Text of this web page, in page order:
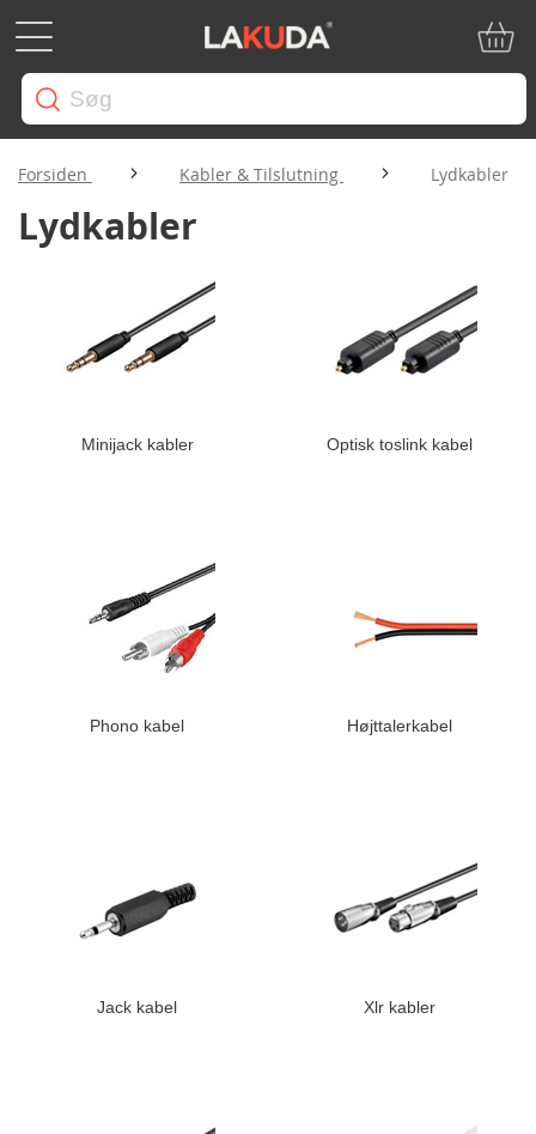
Forsiden Kabler & Tilslutning Lydkabler
Lydkabler
Minijack kabler Optisk toslink kabel
Phono kabel Højttalerkabel
Jack kabel Xlr kabler